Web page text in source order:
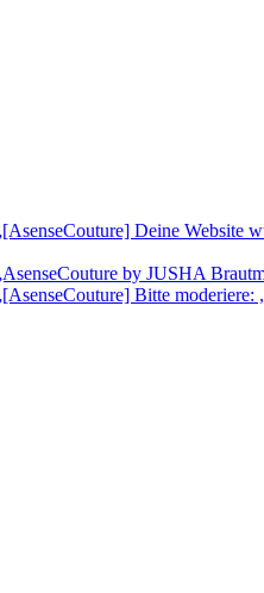
Deine Website
by JUSHA
Bitte moderiere: